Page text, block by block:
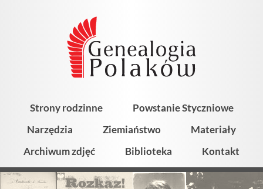
Strony rodzinne
Powstanie Styczniowe
Narzędzia
Ziemiaństwo
Materiały
Archiwum zdjęć
Biblioteka Kontakt